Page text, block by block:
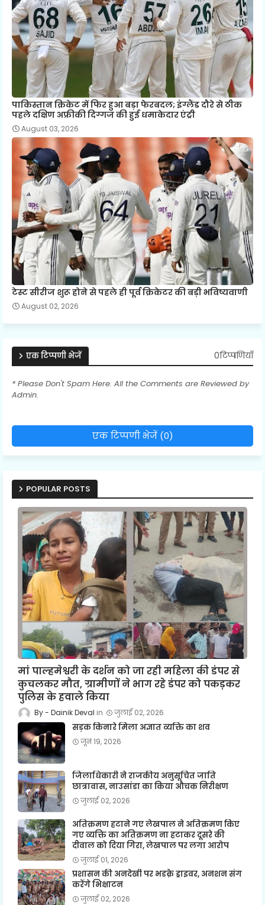
पाकिस्तान क्रिकेट में फिर हुआ बड़ा फेरबदल; इंग्लैंड दौरे से ठीक
पहले दक्षिण अफ्रीकी दिग्गज की हुई धमाकेदार एंट्री
August 03, 2026
टेस्ट सीरीज शुरू होने से पहले ही पूर्व क्रिकेटर की बड़ी भविष्यवाणी
August 02, 2026
एक टिप्पणी भेजें 0टिप्पणियाँ
* Please Don't Spam Here. All the Comments are Reviewed by
Admin.
एक टिप्पणी भेजें (0)
POPULAR POSTS
मां पाल्हमेश्वरी के दर्शन को जा रही महिला की डंपर से
कुचलकर मौत, ग्रामीणों ने भाग रहे डंपर को पकड़कर
पुलिस के हवाले किया
Dainik Deval जुलाई 02, 2026
सड़क किनारे मिला अज्ञात व्यक्ति का शव
जून 19, 2026
जिलाधिकारी ने राजकीय अनुसूचित जाति
छात्रावास, नाउसांडा का किया औचक निरीक्षण
जुलाई 02, 2026
अतिक्रमण हटाने गए लेखपाल ने अतिक्रमण किए
गए व्यक्ति का अतिक्रमण ना हटाकर दूसरे की
दीवाल को दिया गिरा, लेखपाल पर लगा आरोप
जुलाई 01, 2026
प्रशासन की अनदेखी पर भडक़े ड्राइवर, अनशन संग
करेंगे भिक्षाटन
जुलाई 02, 2026